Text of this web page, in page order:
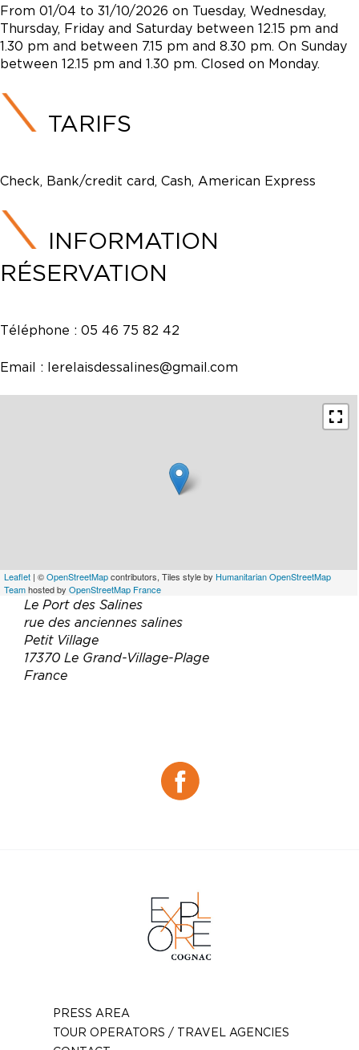
From 01/04 to 31/10/2026 on Tuesday, Wednesday,
Thursday, Friday and Saturday between 12.15 pm and
1.30 pm and between 7.15 pm and 8.30 pm. On Sunday
between 12.15 pm and 1.30 pm. Closed on Monday.
TARIFS
Check, Bank/credit card, Cash, American Express
INFORMATION
RÉSERVATION
Téléphone : 05 46 75 82 42
Email : lerelaisdessalines@gmail.com
Leaflet | ©OpenStreetMapcontributors, Tiles style by Humanitarian OpenStreetMap
Teamhosted by OpenStreetMap France
Le Port des Salines
rue des anciennes salines
Petit Village
17370 Le Grand-Village-Plage
France
PRESS AREA
TOUR OPERATORS / TRAVEL AGENCIES